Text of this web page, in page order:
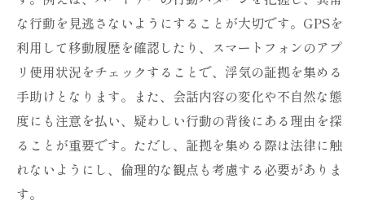
な行動を見逃さないようにすることが大切です。GPSを
利用して移動履歴を確認したり、スマートフォンのアプ
リ使用状況をチェックすることで、浮気の証拠を集める
手助けとなります。また、会話内容の変化や不自然な態
度にも注意を払い、疑わしい行動の背後にある理由を探
ることが重要です。ただし、証拠を集める際は法律に触
れないようにし、倫理的な観点も考慮する必要がありま
す。